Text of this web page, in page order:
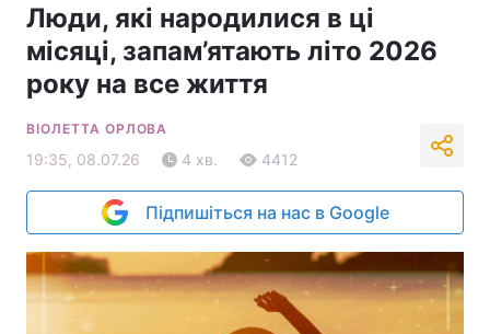
Люди, які народилися в ці
місяці, запам’ятають літо 2026
року на все життя
ВІОЛЕТТА ОРЛОВА
19:35, 08.07.26 4 хв. 4412
Підпишіться на нас в Google